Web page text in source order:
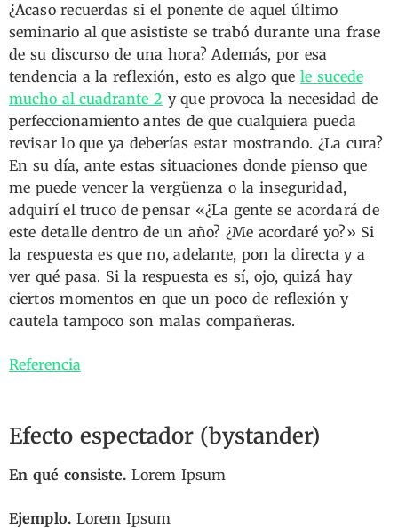
¿Acaso recuerdas si el ponente de aquel último
seminario al que asististe se trabó durante una frase
de su discurso de una hora? Además, por esa
tendencia a la reflexión, esto es algo quele sucede
mucho al cuadrante 2 y que provoca la necesidad de
perfeccionamiento antes de que cualquiera pueda
revisar lo que ya deberías estar mostrando. ¿La cura?
En su día, ante estas situaciones donde pienso que
me puede vencer la vergüenza o la inseguridad,
adquirí el truco de pensar «¿La gente se acordará de
este detalle dentro de un año? ¿Me acordaré yo?» Si
la respuesta es que no, adelante, pon la directa y a
ver qué pasa. Si la respuesta es sí, ojo, quizá hay
ciertos momentos en que un poco de reflexión y
cautela tampoco son malas compañeras.
Referencia
Efecto espectador (bystander)
En qué consiste. Lorem Ipsum
Ejemplo.Lorem Ipsum